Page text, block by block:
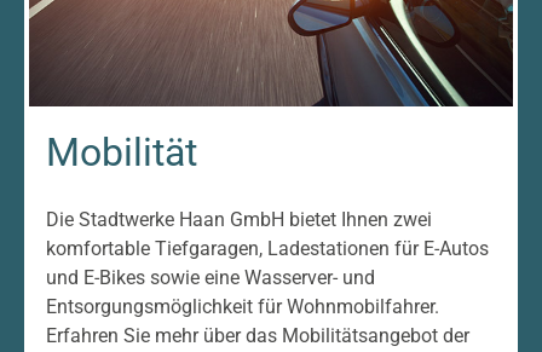
Mobilität
Die Stadtwerke Haan GmbH bietet Ihnen zwei
komfortable Tiefgaragen, Ladestationen für E-Autos
und E-Bikes sowie eine Wasserver- und
Entsorgungsmöglichkeit für Wohnmobilfahrer.
Erfahren Sie mehr über das Mobilitätsangebot der